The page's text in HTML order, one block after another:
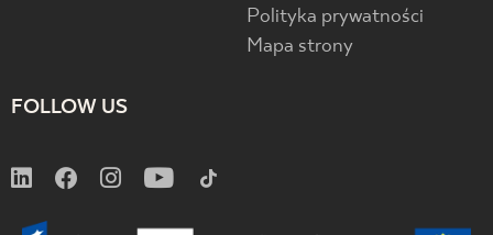
Polityka prywatności
Mapa strony
FOLLOW US